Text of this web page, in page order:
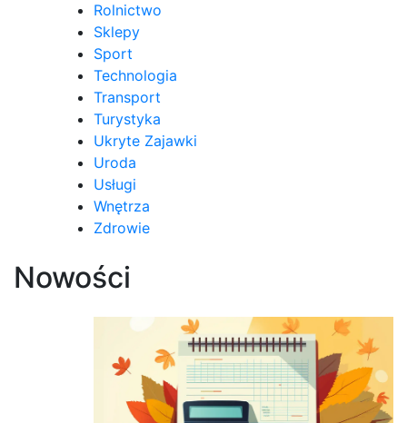
Rolnictwo
Sklepy
Sport
Technologia
Transport
Turystyka
Ukryte Zajawki
Uroda
Usługi
Wnętrza
Zdrowie
Nowości